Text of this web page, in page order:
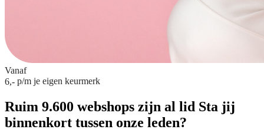
Vanaf
6,- p/m je eigen keurmerk
Ruim 9.600 webshops zijn al lid Sta jij
binnenkort tussen onze leden?